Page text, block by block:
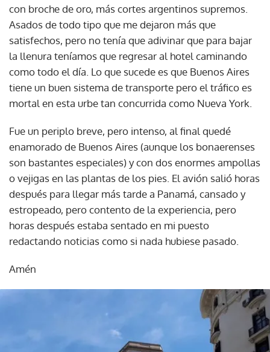
Gracias por suscribirte a nuestro boletín.
ACEPTAR
con broche de oro, más cortes argentinos supremos.
Asados de todo tipo que me dejaron más que
satisfechos, pero no tenía que adivinar que para bajar
la llenura teníamos que regresar al hotel caminando
como todo el día. Lo que sucede es que Buenos Aires
tiene un buen sistema de transporte pero el tráfico es
mortal en esta urbe tan concurrida como Nueva York.
Fue un periplo breve, pero intenso, al final quedé
enamorado de Buenos Aires (aunque los bonaerenses
son bastantes especiales) y con dos enormes ampollas
o vejigas en las plantas de los pies. El avión salió horas
después para llegar más tarde a Panamá, cansado y
estropeado, pero contento de la experiencia, pero
horas después estaba sentado en mi puesto
redactando noticias como si nada hubiese pasado.
Amén